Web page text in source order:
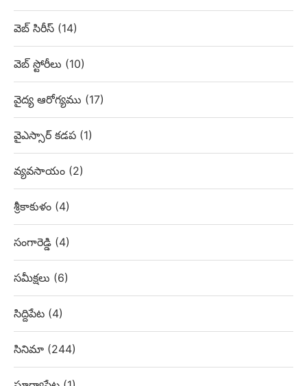
వెబ్‌ సిరీస్ (14)
వెబ్ స్టోరీలు (10)
వైద్య ఆరోగ్యము (17)
వైఎస్సార్ కడప (1)
వ్యవసాయం (2)
శ్రీకాకుళం (4)
సంగారెడ్డి (4)
సమీక్షలు (6)
సిద్దిపేట (4)
సినిమా (244)